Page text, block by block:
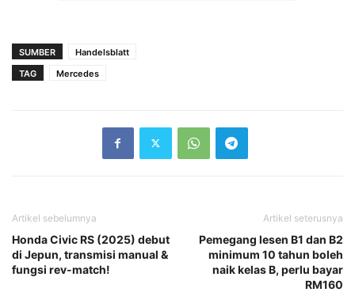
SUMBER
Handelsblatt
TAG
Mercedes
Artikel sebelumnya
Honda Civic RS (2025) debut
di Jepun, transmisi manual &
fungsi rev-match!
Artikel seterusnya
Pemegang lesen B1 dan B2
minimum 10 tahun boleh
naik kelas B, perlu bayar
RM160